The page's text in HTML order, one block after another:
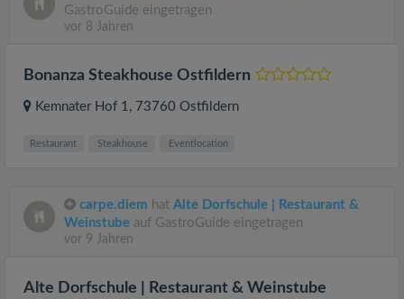
GastroGuide eingetragen
vor 8 Jahren
Bonanza Steakhouse Ostfildern
Kemnater Hof 1, 73760 Ostfildern
Restaurant Steakhouse Eventlocation
carpe.diem hat Alte Dorfschule | Restaurant &
Weinstube auf GastroGuide eingetragen
vor 9 Jahren
Alte Dorfschule | Restaurant & Weinstube